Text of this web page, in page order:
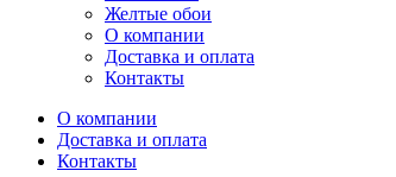
Желтые обои
О компании
Доставка и оплата
Контакты
О компании
Доставка и оплата
Контакты